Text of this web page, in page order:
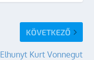
KÖVETKEZŐ
Elhunyt Kurt Vonnegut